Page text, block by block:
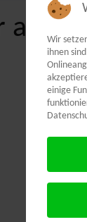
Wir
ihnen
einige